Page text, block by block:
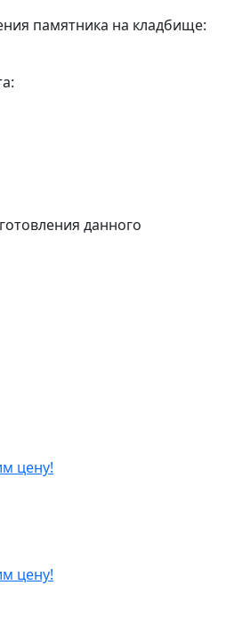
памятника на кладбище:
данного
цену!
цену!